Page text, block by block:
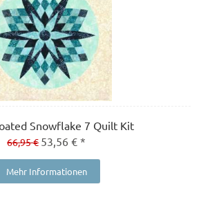
Snowflake 7 Quilt Kit
66,95 € 53,56 € *
Mehr Informationen